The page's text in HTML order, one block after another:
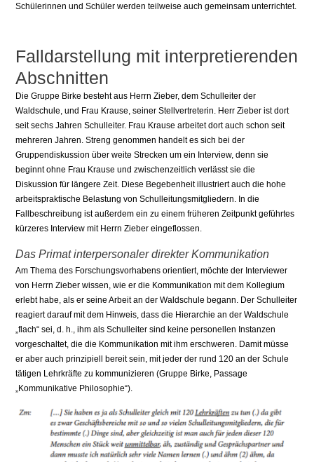
Schülerinnen und Schüler werden teilweise auch gemeinsam unterrichtet.
Falldarstellung mit interpretierenden
Abschnitten
Die Gruppe Birke besteht aus Herrn Zieber, dem Schulleiter der
Waldschule, und Frau Krause, seiner Stellvertreterin. Herr Zieber ist dort
seit sechs Jahren Schulleiter. Frau Krause arbeitet dort auch schon seit
mehreren Jahren. Streng genommen handelt es sich bei der
Gruppendiskussion über weite Strecken um ein Interview, denn sie
beginnt ohne Frau Krause und zwischenzeitlich verlässt sie die
Diskussion für längere Zeit. Diese Begebenheit illustriert auch die hohe
arbeitspraktische Belastung von Schulleitungsmitgliedern. In die
Fallbeschreibung ist außerdem ein zu einem früheren Zeitpunkt geführtes
kürzeres Interview mit Herrn Zieber eingeflossen.
Das Primat interpersonaler direkter Kommunikation
Am Thema des Forschungsvorhabens orientiert, möchte der Interviewer
von Herrn Zieber wissen, wie er die Kommunikation mit dem Kollegium
erlebt habe, als er seine Arbeit an der Waldschule begann. Der Schulleiter
reagiert darauf mit dem Hinweis, dass die Hierarchie an der Waldschule
„flach“ sei, d. h., ihm als Schulleiter sind keine personellen Instanzen
vorgeschaltet, die die Kommunikation mit ihm erschweren. Damit müsse
er aber auch prinzipiell bereit sein, mit jeder der rund 120 an der Schule
tätigen Lehrkräfte zu kommunizieren (Gruppe Birke, Passage
„Kommunikative Philosophie“).